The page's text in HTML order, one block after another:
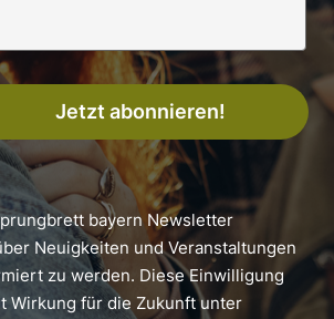
Jetzt abonnieren!
bayern Newsletter
Neuigkeiten und Veranstaltungen
zu werden. Diese Einwilligung
Wirkung für die Zukunft unter